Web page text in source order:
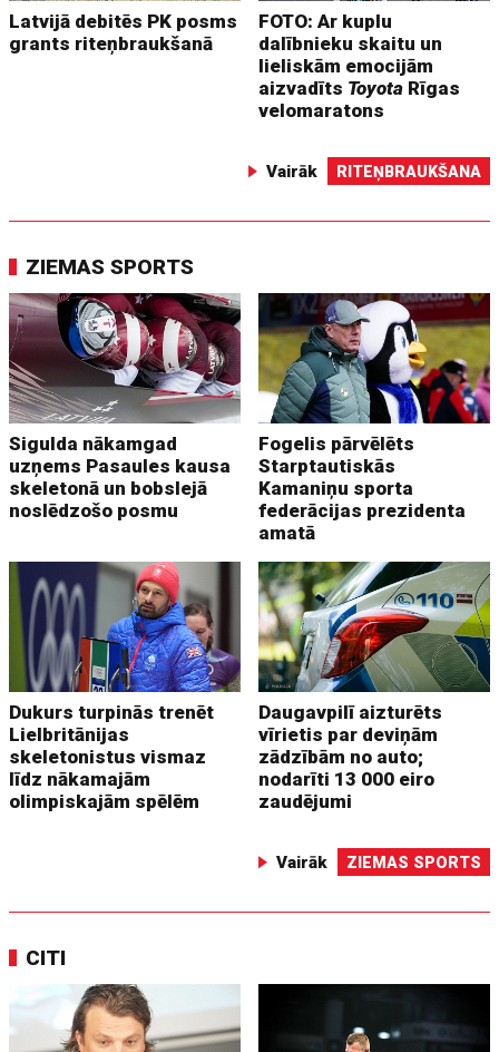
Latvijā debitēs PK posms
grants riteņbraukšanā
FOTO: Ar kuplu
dalībnieku skaitu un
lieliskām emocijām
aizvadīts Toyota Rīgas
velomaratons
Vairāk RITEŅBRAUKŠANA
ZIEMAS SPORTS
Sigulda nākamgad
uzņems Pasaules kausa
skeletonā un bobslejā
noslēdzošo posmu
Fogelis pārvēlēts
Starptautiskās
Kamaniņu sporta
federācijas prezidenta
amatā
Dukurs turpinās trenēt
Lielbritānijas
skeletonistus vismaz
līdz nākamajām
olimpiskajām spēlēm
Daugavpilī aizturēts
vīrietis par deviņām
zādzībām no auto;
nodarīti 13 000 eiro
zaudējumi
Vairāk ZIEMAS SPORTS
CITI